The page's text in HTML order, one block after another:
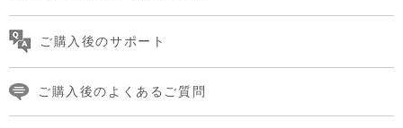
ご購入後のサポート
ご購入後のよくあるご質問